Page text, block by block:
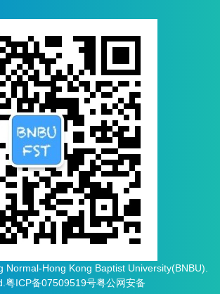
Hong Kong Baptist University(BNBU).
粤ICP备07509519号粤公网安备